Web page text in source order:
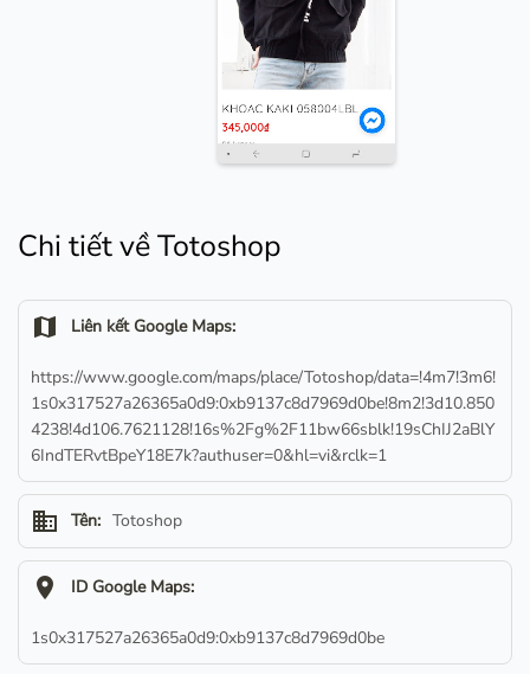
Chi tiết về Totoshop
map Liên kết Google Maps:
https://www.google.com/maps/place/Totoshop/data=!4m7!3m6!
1s0x317527a26365a0d9:0xb9137c8d7969d0be!8m2!3d10.850
4238!4d106.7621128!16s%2Fg%2F11bw66sblk!19sChIJ2aBlY
6IndTERvtBpeY18E7k?authuser=0&hl=vi&rclk=1
business Tên: Totoshop
location_on ID Google Maps:
1s0x317527a26365a0d9:0xb9137c8d7969d0be